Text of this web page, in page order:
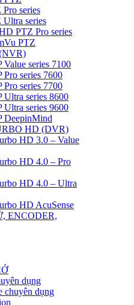
Pro series
Ultra series
PTZ Pro series
PTZ
series 7100
series 7600
series 7700
series 8600
series 9600
DeepinMind
HD (DVR)
HD 3.0 – Value
HD 4.0 – Pro
HD 4.0 – Ultra
HD AcuSense
ENCODER,
dụng
chuyên dụng